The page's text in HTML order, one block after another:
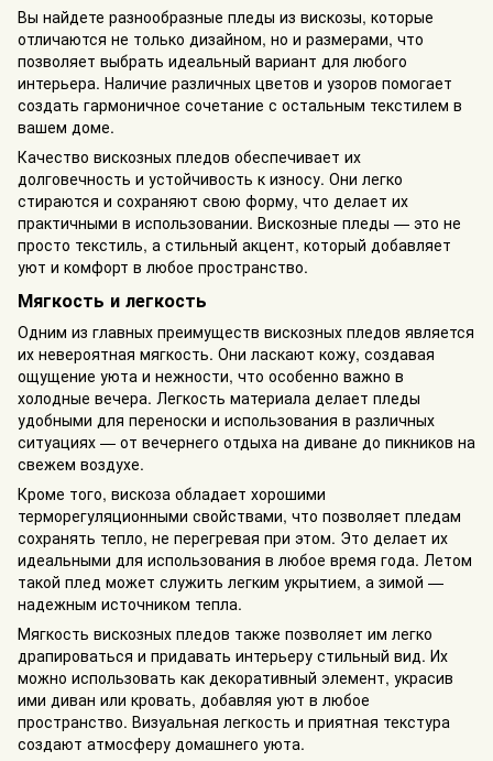
Вы найдете разнообразные пледы из вискозы, которые
отличаются не только дизайном, но и размерами, что
позволяет выбрать идеальный вариант для любого
интерьера. Наличие различных цветов и узоров помогает
создать гармоничное сочетание с остальным текстилем в
вашем доме.
Качество вискозных пледов обеспечивает их
долговечность и устойчивость к износу. Они легко
стираются и сохраняют свою форму, что делает их
практичными в использовании. Вискозные пледы — это не
просто текстиль, а стильный акцент, который добавляет
уют и комфорт в любое пространство.
Мягкость и легкость
Одним из главных преимуществ вискозных пледов является
их невероятная мягкость. Они ласкают кожу, создавая
ощущение уюта и нежности, что особенно важно в
холодные вечера. Легкость материала делает пледы
удобными для переноски и использования в различных
ситуациях — от вечернего отдыха на диване до пикников на
свежем воздухе.
Кроме того, вискоза обладает хорошими
терморегуляционными свойствами, что позволяет пледам
сохранять тепло, не перегревая при этом. Это делает их
идеальными для использования в любое время года. Летом
такой плед может служить легким укрытием, а зимой —
надежным источником тепла.
Мягкость вискозных пледов также позволяет им легко
драпироваться и придавать интерьеру стильный вид. Их
можно использовать как декоративный элемент, украсив
ими диван или кровать, добавляя уют в любое
пространство. Визуальная легкость и приятная текстура
создают атмосферу домашнего уюта.